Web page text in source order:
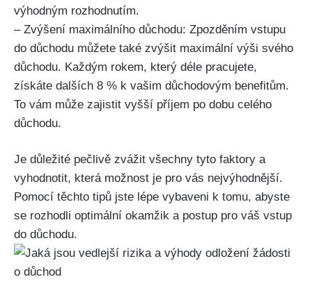
výhodným rozhodnutím.
– Zvýšení maximálního důchodu: Zpozděním vstupu
do důchodu můžete také zvýšit maximální výši svého
důchodu. Každým rokem, který déle pracujete,
získáte dalších 8 % k vašim důchodovým benefitům.
To vám může zajistit vyšší příjem po dobu celého
důchodu.
Je důležité pečlivě zvážit všechny tyto faktory a
vyhodnotit, která možnost je pro vás nejvýhodnější.
Pomocí těchto tipů jste lépe vybaveni k tomu, abyste
se rozhodli optimální okamžik a postup pro váš vstup
do důchodu.